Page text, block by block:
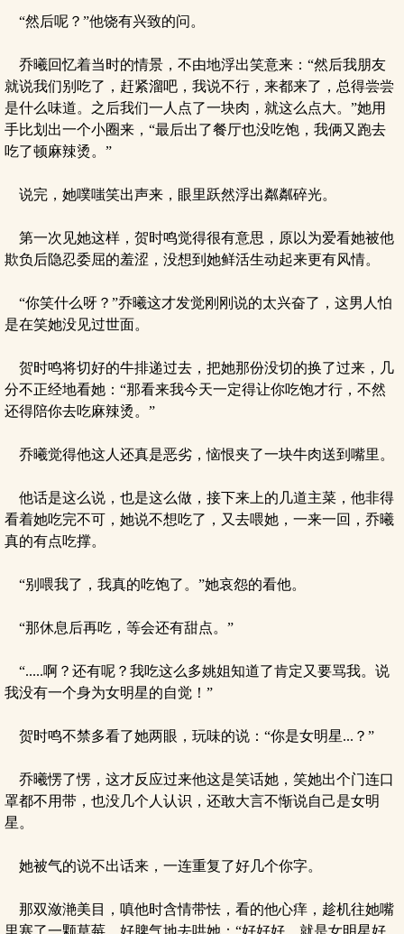
“然后呢？”他饶有兴致的问。
乔曦回忆着当时的情景，不由地浮出笑意来：“然后我朋友
就说我们别吃了，赶紧溜吧，我说不行，来都来了，总得尝尝
是什么味道。之后我们一人点了一块肉，就这么点大。”她用
手比划出一个小圈来，“最后出了餐厅也没吃饱，我俩又跑去
吃了顿麻辣烫。”
说完，她噗嗤笑出声来，眼里跃然浮出粼粼碎光。
第一次见她这样，贺时鸣觉得很有意思，原以为爱看她被他
欺负后隐忍委屈的羞涩，没想到她鲜活生动起来更有风情。
“你笑什么呀？”乔曦这才发觉刚刚说的太兴奋了，这男人怕
是在笑她没见过世面。
贺时鸣将切好的牛排递过去，把她那份没切的换了过来，几
分不正经地看她：“那看来我今天一定得让你吃饱才行，不然
还得陪你去吃麻辣烫。”
乔曦觉得他这人还真是恶劣，恼恨夹了一块牛肉送到嘴里。
他话是这么说，也是这么做，接下来上的几道主菜，他非得
看着她吃完不可，她说不想吃了，又去喂她，一来一回，乔曦
真的有点吃撑。
“别喂我了，我真的吃饱了。”她哀怨的看他。
“那休息后再吃，等会还有甜点。”
“.....啊？还有呢？我吃这么多姚姐知道了肯定又要骂我。说
我没有一个身为女明星的自觉！”
贺时鸣不禁多看了她两眼，玩味的说：“你是女明星...？”
乔曦愣了愣，这才反应过来他这是笑话她，笑她出个门连口
罩都不用带，也没几个人认识，还敢大言不惭说自己是女明
星。
她被气的说不出话来，一连重复了好几个你字。
那双潋滟美目，嗔他时含情带怯，看的他心痒，趁机往她嘴
里塞了一颗草莓，好脾气地去哄她：“好好好，就是女明星好